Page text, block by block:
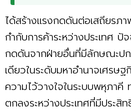
ได้สร้างแรงกดดันต่อเสถียรภ
กำกับการค้าระหว่างประเทศ ปั
กดดันจากฝ่ายอื่นที่มีลักษณะปก
เดียวในระดับมหาอำนาจเศรษ
ความไว้วางใจในระบบพหุภาคี
ตกลงระหว่างประเทศที่มีประสิ